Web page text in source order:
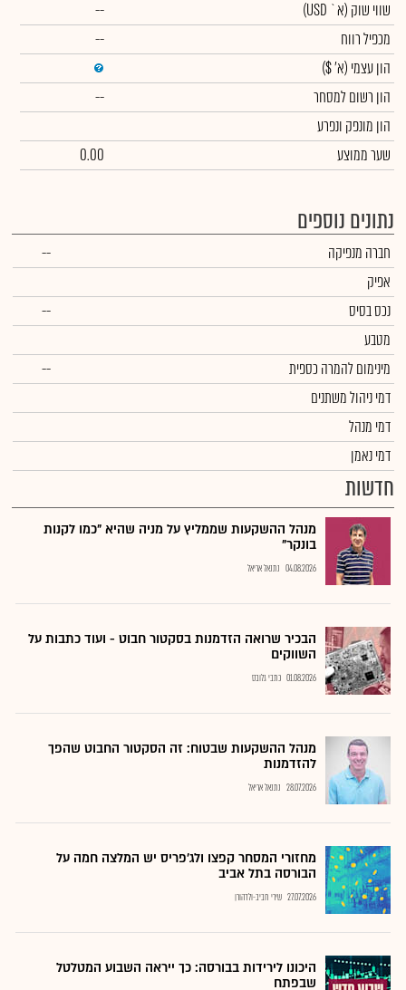
שווי שוק (א` USD)
--
מכפיל רווח
--
הון עצמי (א' $)
הון רשום למסחר
--
הון מונפק ונפרע
שער ממוצע
0.00
נתונים נוספים
חברה מנפיקה
--
אפיק
נכס בסיס
--
מטבע
מינימום להמרה כספית
--
דמי ניהול משתנים
דמי מנהל
דמי נאמן
חדשות
מנהל ההשקעות שממליץ על מניה שהיא "כמו לקנות
בונקר"
04.08.2026 נתנאל אריאל
הבכיר שרואה הזדמנות בסקטור חבוט - ועוד כתבות על
השווקים
01.08.2026 כתבי גלובס
מנהל ההשקעות שבטוח: זה הסקטור החבוט שהפך
להזדמנות
28.07.2026 נתנאל אריאל
מחזורי המסחר קפצו ולג'פריס יש המלצה חמה על
הבורסה בתל אביב
27.07.2026 שירי חביב-ולדהורן
היכונו לירידות בבורסה: כך ייראה השבוע המטלטל
שבפתח